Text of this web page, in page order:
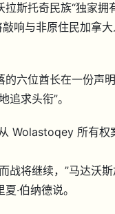
拉斯托奇民族“独家拥
敲响与非原住民加拿
的六位酋长在一份声
追求头衔”。
Wolastoqey 所有权
战将继续，”马达沃
·伯纳德说。